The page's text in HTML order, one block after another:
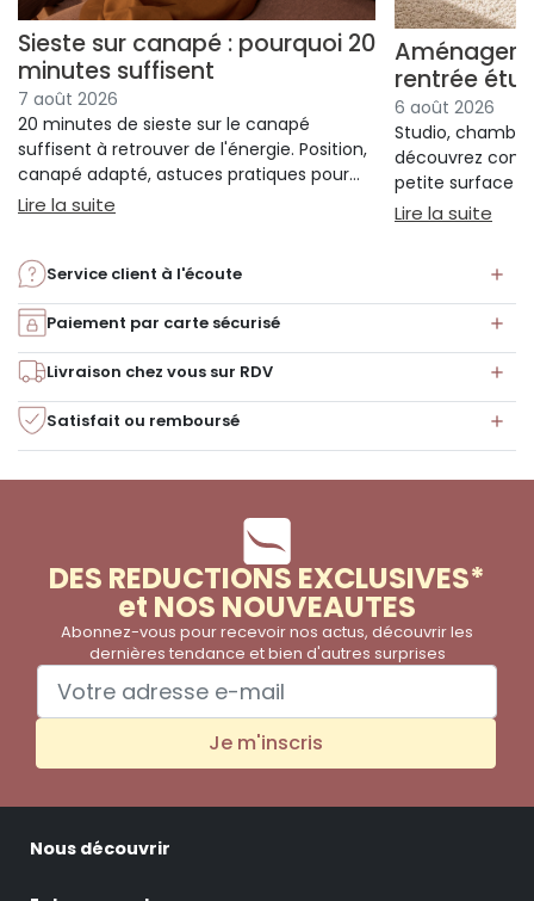
Sieste sur canapé : pourquoi 20
minutes suffisent
7 août 2026
20 minutes de sieste sur le canapé
suffisent à retrouver de l'énergie. Position,
canapé adapté, astuces pratiques pour
bien s'installer.
Lire la suite : Sieste sur canapé : pourquoi 20 minutes
Aménager
rentrée
6 août 2026
Studio,
découvrez
petite surface à
confort ni
Lire la suite
Service client à l'écoute
Paiement par carte sécurisé
Livraison chez vous sur RDV
Satisfait ou remboursé
DES REDUCTIONS EXCLUSIVES*
et NOS NOUVEAUTES
Abonnez-vous pour recevoir nos actus, découvrir les
dernières tendance et bien d'autres surprises
Je m'inscris
Nous découvrir